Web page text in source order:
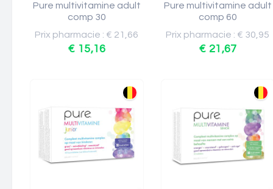
Pure multivitamine adult
comp 30
Prix pharmacie : € 21,66
€ 15,16
Pure multivitamine adult
comp 60
Prix pharmacie : € 30,95
€ 21,67